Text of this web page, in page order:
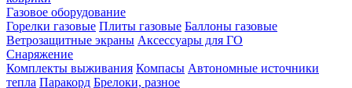
Газовое оборудование
Горелки газовые Плиты газовые Баллоны газовые
Ветрозащитные экраны Аксессуары для ГО
Снаряжение
Комплекты выживания Компасы Автономные источники
тепла Паракорд Брелоки, разное